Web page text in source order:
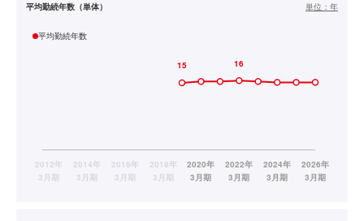
平均勤続年数（単体） 単位： 年
平均勤続年数